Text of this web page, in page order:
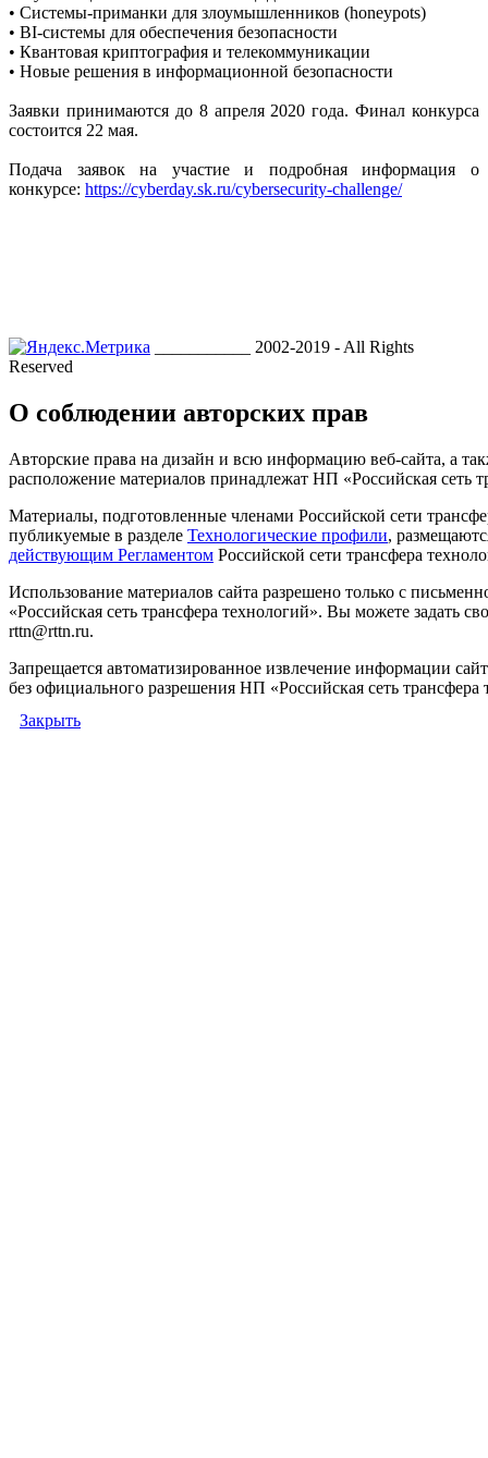
• Системы-приманки для злоумышленников (honeypots)
• BI-системы для обеспечения безопасности
• Квантовая криптография и телекоммуникации
• Новые решения в информационной безопасности
Заявки принимаются до 8 апреля 2020 года. Финал конкурса
состоится 22 мая.
Подача заявок на участие и подробная информация о
конкурсе: https://cyberday.sk.ru/cybersecurity-challenge/
___________ 2002-2019 - All Rights
Reserved
О соблюдении авторских прав
Авторские права на дизайн и всю информацию веб-сайта, а
расположение материалов принадлежат НП «Российская сеть
Материалы, подготовленные членами Российской сети
публикуемые в разделе Технологические профили,
действующим Регламентом Российской сети трансфера
Использование материалов сайта разрешено только с
«Российская сеть трансфера технологий». Вы можете задать
rttn@rttn.ru.
Запрещается автоматизированное извлечение информации
без официального разрешения НП «Российская сеть трансфера
Закрыть